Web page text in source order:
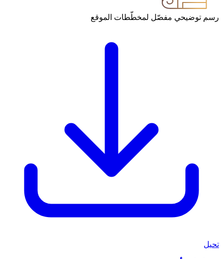
مفصّل لمخطّطات الموقع